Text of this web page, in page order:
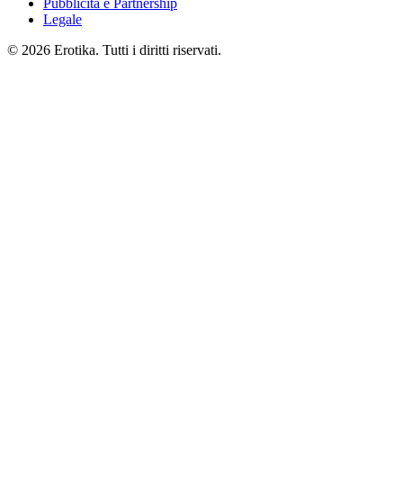
Pubblicità e Partnership
Legale
© 2026 Erotika. Tutti i diritti riservati.